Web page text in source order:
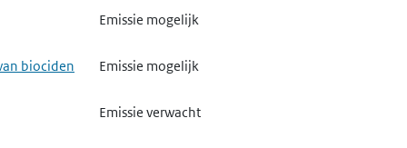
Gebruik mogelijk
Gebruik mogelijk
Gebruik mogelijk
Emissie mogelijk
biociden Emissie mogelijk
Emissie verwacht